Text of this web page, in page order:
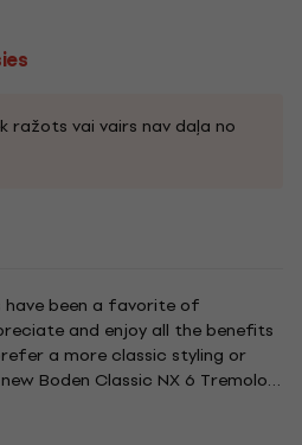
ražots vai vairs nav daļa no
have been a favorite of
and enjoy all the benefits
a more classic styling or
Boden Classic NX 6 Tremolo
of modern .strandberg*
classicism to provide an